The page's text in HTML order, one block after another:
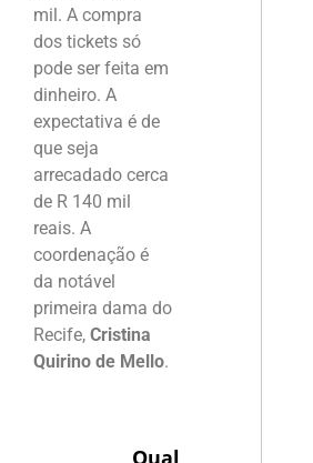
mil. A compra
dos tickets só
pode ser feita em
dinheiro. A
expectativa é de
que seja
arrecadado cerca
de R 140 mil
reais. A
coordenação é
da notável
primeira dama do
Recife, Cristina
Quirino de Mello.
Qual